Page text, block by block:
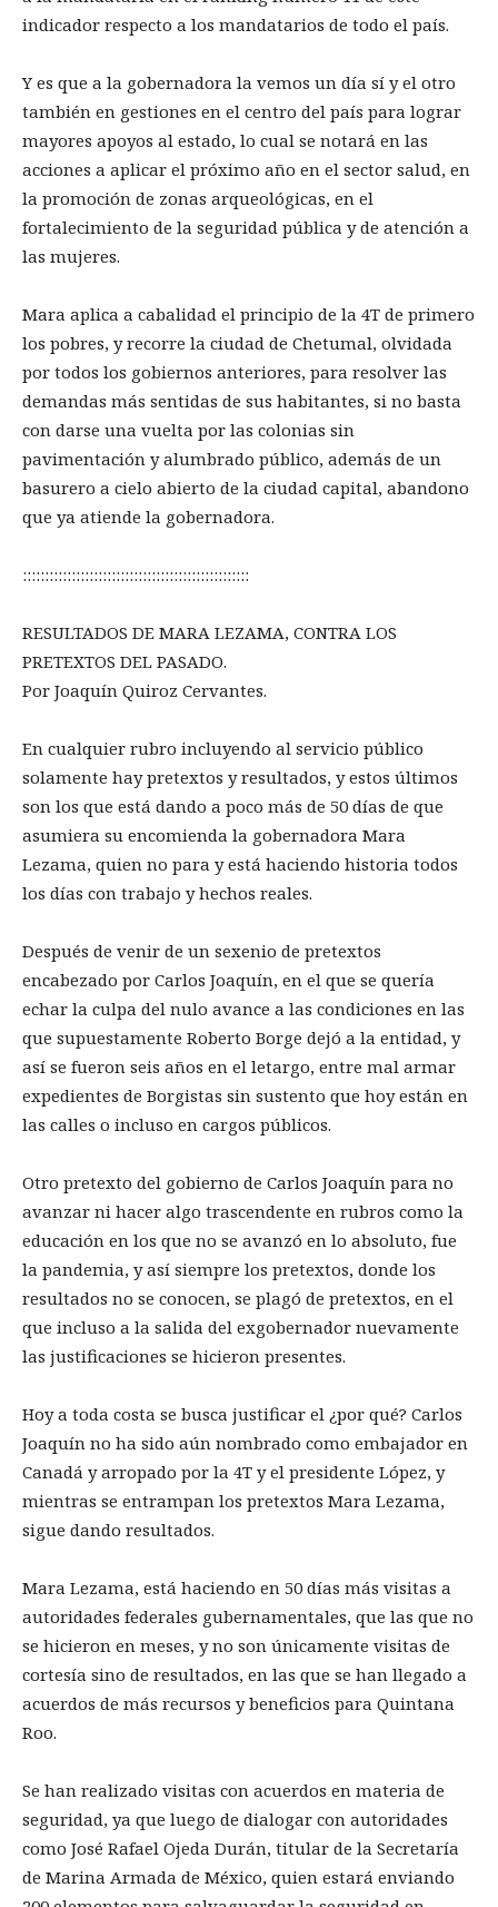
indicador respecto a los mandatarios de todo el país.
Y es que a la gobernadora la vemos un día sí y el otro
también en gestiones en el centro del país para lograr
mayores apoyos al estado, lo cual se notará en las
acciones a aplicar el próximo año en el sector salud, en
la promoción de zonas arqueológicas, en el
fortalecimiento de la seguridad pública y de atención a
las mujeres.
Mara aplica a cabalidad el principio de la 4T de primero
los pobres, y recorre la ciudad de Chetumal, olvidada
por todos los gobiernos anteriores, para resolver las
demandas más sentidas de sus habitantes, si no basta
con darse una vuelta por las colonias sin
pavimentación y alumbrado público, además de un
basurero a cielo abierto de la ciudad capital, abandono
que ya atiende la gobernadora.
:::::::::::::::::::::::::::::::::::::::::::::::::::
RESULTADOS DE MARA LEZAMA, CONTRA LOS
PRETEXTOS DEL PASADO.
Por Joaquín Quiroz Cervantes.
En cualquier rubro incluyendo al servicio público
solamente hay pretextos y resultados, y estos últimos
son los que está dando a poco más de 50 días de que
asumiera su encomienda la gobernadora Mara
Lezama, quien no para y está haciendo historia todos
los días con trabajo y hechos reales.
Después de venir de un sexenio de pretextos
encabezado por Carlos Joaquín, en el que se quería
echar la culpa del nulo avance a las condiciones en las
que supuestamente Roberto Borge dejó a la entidad, y
así se fueron seis años en el letargo, entre mal armar
expedientes de Borgistas sin sustento que hoy están en
las calles o incluso en cargos públicos.
Otro pretexto del gobierno de Carlos Joaquín para no
avanzar ni hacer algo trascendente en rubros como la
educación en los que no se avanzó en lo absoluto, fue
la pandemia, y así siempre los pretextos, donde los
resultados no se conocen, se plagó de pretextos, en el
que incluso a la salida del exgobernador nuevamente
las justificaciones se hicieron presentes.
Hoy a toda costa se busca justificar el ¿por qué? Carlos
Joaquín no ha sido aún nombrado como embajador en
Canadá y arropado por la 4T y el presidente López, y
mientras se entrampan los pretextos Mara Lezama,
sigue dando resultados.
Mara Lezama, está haciendo en 50 días más visitas a
autoridades federales gubernamentales, que las que no
se hicieron en meses, y no son únicamente visitas de
cortesía sino de resultados, en las que se han llegado a
acuerdos de más recursos y beneficios para Quintana
Roo.
Se han realizado visitas con acuerdos en materia de
seguridad, ya que luego de dialogar con autoridades
como José Rafael Ojeda Durán, titular de la Secretaría
de Marina Armada de México, quien estará enviando